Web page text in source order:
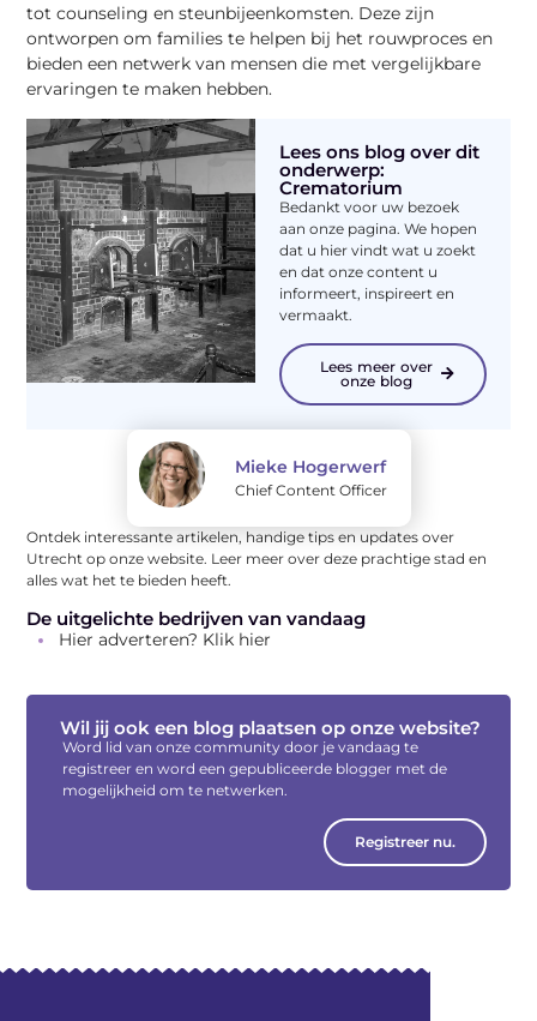
tot counseling en steunbijeenkomsten. Deze zijn
ontworpen om families te helpen bij het rouwproces en
bieden een netwerk van mensen die met vergelijkbare
ervaringen te maken hebben.
Lees ons blog over dit
onderwerp:
Crematorium
Bedankt voor uw bezoek
aan onze pagina. We hopen
dat u hier vindt wat u zoekt
en dat onze content u
informeert, inspireert en
vermaakt.
Lees meer over
onze blog
Mieke Hogerwerf
Chief Content Officer
Ontdek interessante artikelen, handige tips en updates over
Utrecht op onze website. Leer meer over deze prachtige stad en
alles wat het te bieden heeft.
De uitgelichte bedrijven van vandaag
Hier adverteren? Klik hier
Wil jij ook een blog plaatsen op onze website?
Word lid van onze community door je vandaag te
registreer en word een gepubliceerde blogger met de
mogelijkheid om te netwerken.
Registreer nu.